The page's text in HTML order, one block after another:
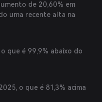
de 20,60% em
uma recente alta na
que é 99,9% abaixo do
o que é 81,3% acima